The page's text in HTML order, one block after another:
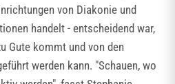
von Diakonie und
handelt - entscheidend war,
Gute kommt und von den
werden kann. "Schauen, wo